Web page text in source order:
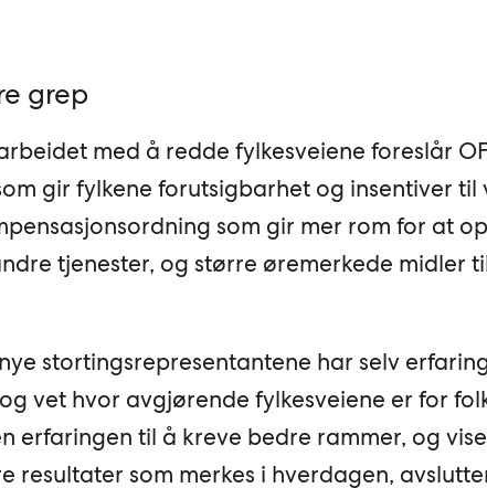
grep
med å redde fylkesveiene foreslår
gir fylkene forutsigbarhet og insentiver til
som gir mer rom for at
tjenester, og større øremerkede midler
stortingsrepresentantene har selv
vet hvor avgjørende fylkesveiene er for
erfaringen til å kreve bedre rammer, og
resultater som merkes i hverdagen,